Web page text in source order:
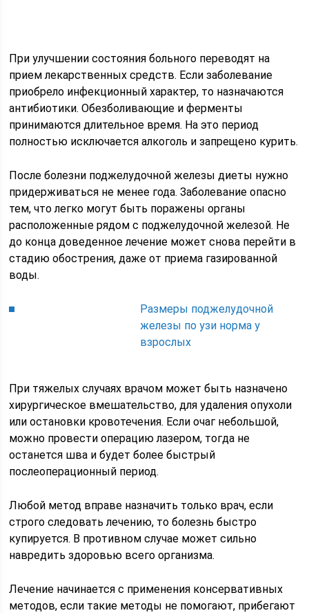
При улучшении состояния больного переводят на
прием лекарственных средств. Если заболевание
приобрело инфекционный характер, то назначаются
антибиотики. Обезболивающие и ферменты
принимаются длительное время. На это период
полностью исключается алкоголь и запрещено курить.
После болезни поджелудочной железы диеты нужно
придерживаться не менее года. Заболевание опасно
тем, что легко могут быть поражены органы
расположенные рядом с поджелудочной железой. Не
до конца доведенное лечение может снова перейти в
стадию обострения, даже от приема газированной
воды.
Размеры поджелудочной
железы по узи норма у
взрослых
При тяжелых случаях врачом может быть назначено
хирургическое вмешательство, для удаления опухоли
или остановки кровотечения. Если очаг небольшой,
можно провести операцию лазером, тогда не
останется шва и будет более быстрый
послеоперационный период.
Любой метод вправе назначить только врач, если
строго следовать лечению, то болезнь быстро
купируется. В противном случае может сильно
навредить здоровью всего организма.
Лечение начинается с применения консервативных
методов, если такие методы не помогают, прибегают